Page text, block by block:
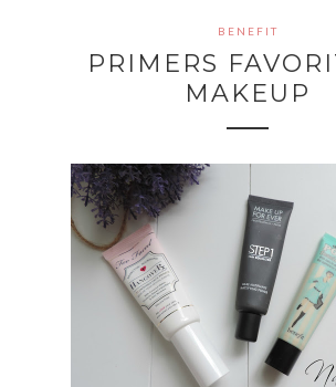
BENEFIT
PRIMERS
MAKEUP